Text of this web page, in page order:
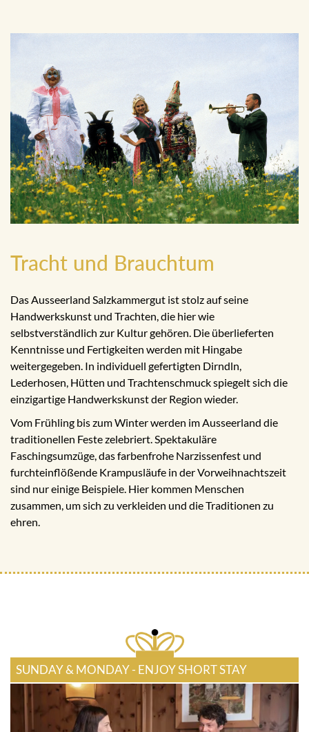
Tracht und Brauchtum
Das Ausseerland Salzkammergut ist stolz auf seine
Handwerkskunst und Trachten, die hier wie
selbstverständlich zur Kultur gehören. Die überlieferten
Kenntnisse und Fertigkeiten werden mit Hingabe
weitergegeben. In individuell gefertigten Dirndln,
Lederhosen, Hütten und Trachtenschmuck spiegelt sich die
einzigartige Handwerkskunst der Region wieder.
Vom Frühling bis zum Winter werden im Ausseerland die
traditionellen Feste zelebriert. Spektakuläre
Faschingsumzüge, das farbenfrohe Narzissenfest und
furchteinflößende Krampusläufe in der Vorweihnachtszeit
sind nur einige Beispiele. Hier kommen Menschen
zusammen, um sich zu verkleiden und die Traditionen zu
ehren.
SUNDAY & MONDAY - ENJOY SHORT STAY